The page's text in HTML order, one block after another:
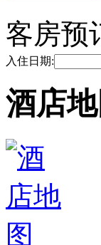
客房预
入住日期:
酒店地